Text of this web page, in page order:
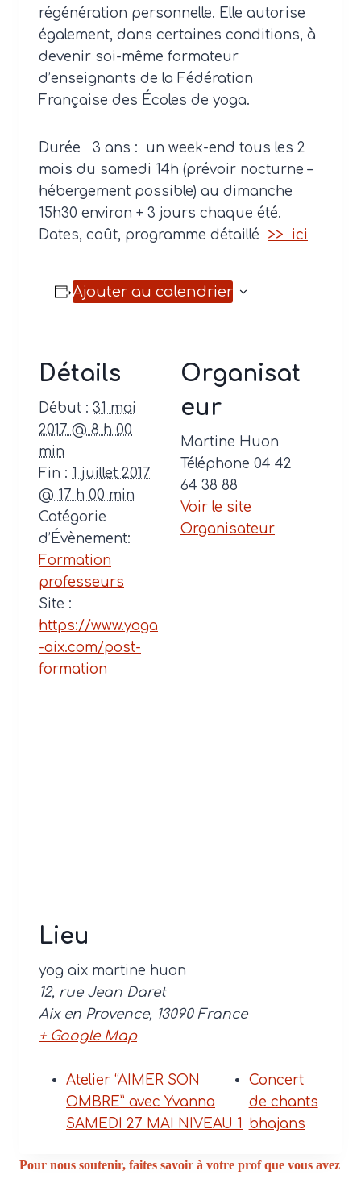
régénération personnelle. Elle autorise
également, dans certaines conditions, à
devenir soi-même formateur
d’enseignants de la Fédération
Française des Écoles de yoga.
Durée 3 ans : un week-end tous les 2
mois du samedi 14h (prévoir nocturne –
hébergement possible) au dimanche
15h30 environ + 3 jours chaque été.
Dates, coût, programme détaillé >> ici
Ajouter au calendrier
Détails
Début : 31 mai
2017 @ 8 h 00
min
Fin : 1 juillet 2017
@ 17 h 00 min
Catégorie
d’Évènement:
Formation
professeurs
Site :
https://www.yoga
-aix.com/post-
formation
Organisat
eur
Martine Huon
Téléphone 04 42
64 38 88
Voir le site
Organisateur
Lieu
yog aix martine huon
12, rue Jean Daret
Aix en Provence, 13090 France
+ Google Map
Atelier “AIMER SON
OMBRE” avec Yvanna
SAMEDI 27 MAI NIVEAU 1
Concert
de chants
bhajans
Pour nous soutenir, faites savoir à votre prof que vous avez